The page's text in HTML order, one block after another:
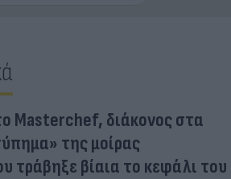
Masterchef, διάκονος στα
της μοίρας
τράβηξε βίαια το κεφάλι του